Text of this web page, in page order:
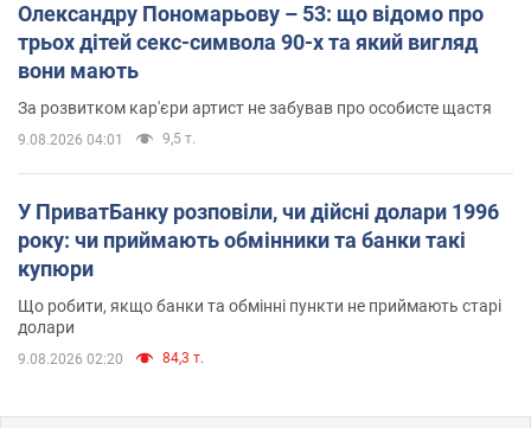
Олександру Пономарьову – 53: що відомо про
трьох дітей секс-символа 90-х та який вигляд
вони мають
За розвитком кар'єри артист не забував про особисте щастя
9.08.2026 04:01 9,5 т.
У ПриватБанку розповіли, чи дійсні долари 1996
року: чи приймають обмінники та банки такі
купюри
Що робити, якщо банки та обмінні пункти не приймають старі
долари
9.08.2026 02:20 84,3 т.